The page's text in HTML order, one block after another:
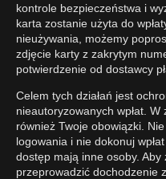
kontrole bezpieczeństwa i
karta zostanie użyta do
nieużywania, możemy
zdjęcie karty z zakrytym
potwierdzenie od dostawcy
Celem tych działań jest
nieautoryzowanych wpłat.
również Twoje obowiązki.
logowania i nie dokonuj
dostęp mają inne osoby. Aby
przeprowadzić dochodzenie